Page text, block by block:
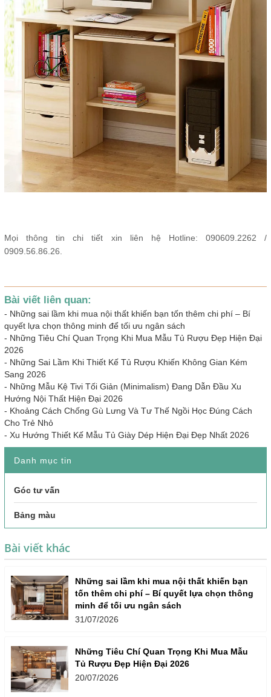
Mọi thông tin chi tiết xin liên hệ Hotline: 090609.2262 /
0909.56.86.26.
Bài viết liên quan:
- Những sai lầm khi mua nội thất khiến bạn tốn thêm chi phí – Bí
quyết lựa chọn thông minh để tối ưu ngân sách
- Những Tiêu Chí Quan Trọng Khi Mua Mẫu Tủ Rượu Đẹp Hiện Đại
2026
- Những Sai Lầm Khi Thiết Kế Tủ Rượu Khiến Không Gian Kém
Sang 2026
- Những Mẫu Kệ Tivi Tối Giản (Minimalism) Đang Dẫn Đầu Xu
Hướng Nội Thất Hiện Đại 2026
- Khoảng Cách Chống Gù Lưng Và Tư Thế Ngồi Học Đúng Cách
Cho Trẻ Nhỏ
- Xu Hướng Thiết Kế Mẫu Tủ Giày Dép Hiện Đại Đẹp Nhất 2026
Danh mục tin
Góc tư vấn
Bảng màu
Bài viết khác
Những sai lầm khi mua nội thất khiến bạn
tốn thêm chi phí – Bí quyết lựa chọn thông
minh để tối ưu ngân sách
31/07/2026
Những Tiêu Chí Quan Trọng Khi Mua Mẫu
Tủ Rượu Đẹp Hiện Đại 2026
20/07/2026